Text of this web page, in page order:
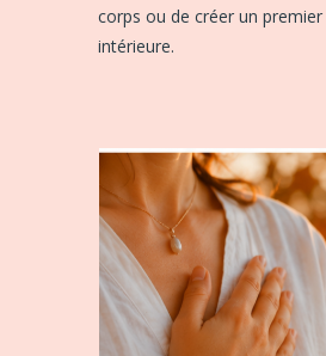
corps ou de créer un
intérieure.